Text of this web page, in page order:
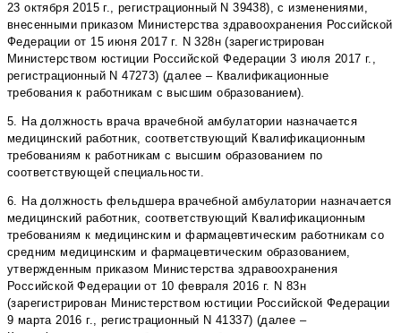
23 октября 2015 г., регистрационный N 39438), с изменениями,
внесенными приказом Министерства здравоохранения Российской
Федерации от 15 июня 2017 г. N 328н (зарегистрирован
Министерством юстиции Российской Федерации 3 июля 2017 г.,
регистрационный N 47273) (далее – Квалификационные
требования к работникам с высшим образованием).
5. На должность врача врачебной амбулатории назначается
медицинский работник, соответствующий Квалификационным
требованиям к работникам с высшим образованием по
соответствующей специальности.
6. На должность фельдшера врачебной амбулатории назначается
медицинский работник, соответствующий Квалификационным
требованиям к медицинским и фармацевтическим работникам со
средним медицинским и фармацевтическим образованием,
утвержденным приказом Министерства здравоохранения
Российской Федерации от 10 февраля 2016 г. N 83н
(зарегистрирован Министерством юстиции Российской Федерации
9 марта 2016 г., регистрационный N 41337) (далее –